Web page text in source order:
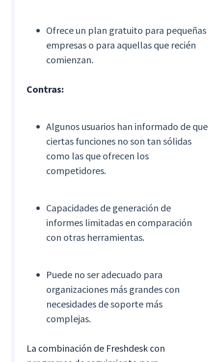
Ofrece un plan gratuito para pequeñas
empresas o para aquellas que recién
comienzan.
Contras:
Algunos usuarios han informado de que
ciertas funciones no son tan sólidas
como las que ofrecen los
competidores.
Capacidades de generación de
informes limitadas en comparación
con otras herramientas.
Puede no ser adecuado para
organizaciones más grandes con
necesidades de soporte más
complejas.
La combinación de Freshdesk con